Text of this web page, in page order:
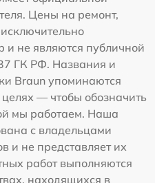
Цены на ремонт,
и не являются публичной
ГК РФ. Названия и
Braun упоминаются
— чтобы обозначить
мы работаем. Наша
с владельцами
и не представляет их
работ выполняются
находящихся в